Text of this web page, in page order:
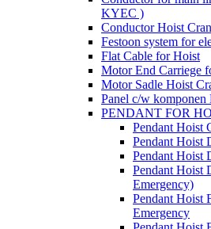
KYEC )
Conductor Hoist
Festoon system for
Flat Cable for Hoist
Motor End Carriege
Motor Sadle Hoist
Panel c/w komponen
PENDANT FOR
Pendant Hoist
Pendant Hoist
Pendant Hoist
Pendant Hoist
Emergency)
Pendant Hoist
Emergency